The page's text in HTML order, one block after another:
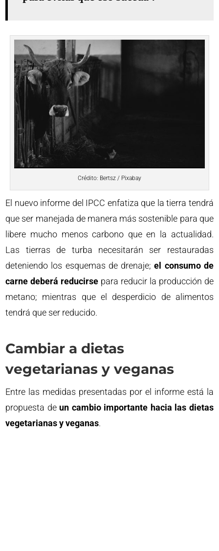
Crédito: Bertsz / Pixabay
El nuevo informe del IPCC enfatiza que la tierra tendrá
que ser manejada de manera más sostenible para que
libere mucho menos carbono que en la actualidad.
Las tierras de turba necesitarán ser restauradas
deteniendo los esquemas de drenaje;el consumo de
carne deberá reducirse para reducir la producción de
metano; mientras que el desperdicio de alimentos
tendrá que ser reducido.
Cambiar a dietas
vegetarianas y veganas
Entre las medidas presentadas por el informe está la
propuesta de un cambio importante hacia las dietas
vegetarianas y veganas.